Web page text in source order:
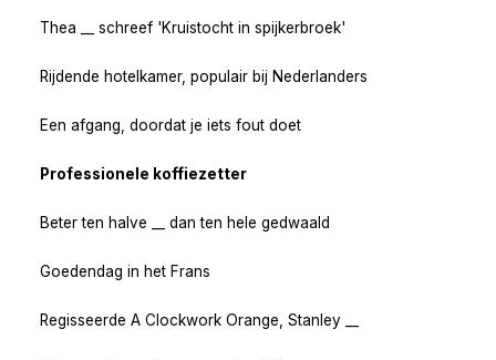
Thea __ schreef 'Kruistocht in spijkerbroek'
Rijdende hotelkamer, populair bij Nederlanders
Een afgang, doordat je iets fout doet
Professionele koffiezetter
Beter ten halve __ dan ten hele gedwaald
Goedendag in het Frans
Regisseerde A Clockwork Orange, Stanley __